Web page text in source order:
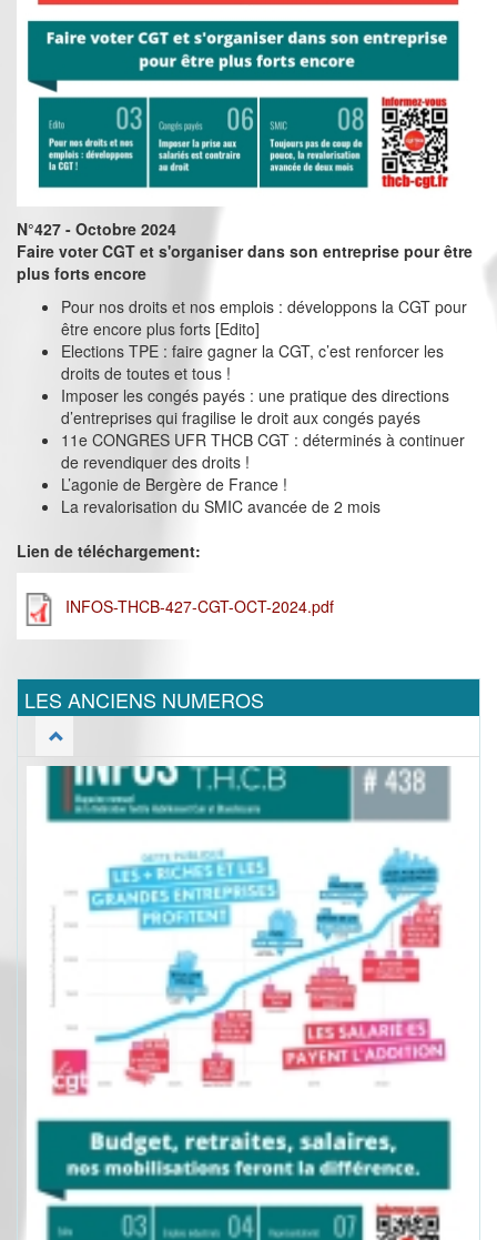
N°427 - Octobre 2024
Faire voter CGT et s'organiser dans son entreprise pour être
plus forts encore
Pour nos droits et nos emplois : développons la CGT pour
être encore plus forts [Edito]
Elections TPE : faire gagner la CGT, c’est renforcer les
droits de toutes et tous !
Imposer les congés payés : une pratique des directions
d’entreprises qui fragilise le droit aux congés payés
11e CONGRES UFR THCB CGT : déterminés à continuer
de revendiquer des droits !
L’agonie de Bergère de France !
La revalorisation du SMIC avancée de 2 mois
Lien de téléchargement:
INFOS-THCB-427-CGT-OCT-2024.pdf
LES ANCIENS NUMEROS